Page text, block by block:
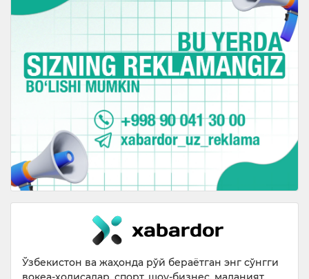
Ўзбекистон ва жаҳонда рўй бераётган энг сўнгги